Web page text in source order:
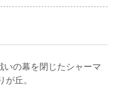
の幕を閉じたシャーマ
丘。